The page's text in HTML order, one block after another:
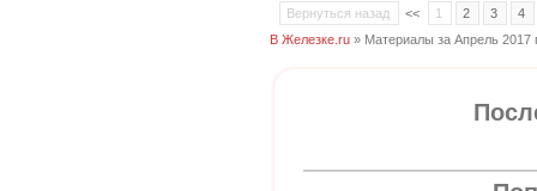
Вернуться назад << 1 2 3
4
В Железке.ru » Материалы за Апрель 2017